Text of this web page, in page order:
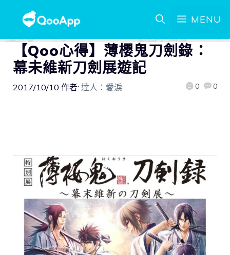
MENU
【Qoo心得】薄櫻鬼刀劍錄：
幕未維新刀劍展遊記
2017/10/10 作者: 達人：愛淚 0 0